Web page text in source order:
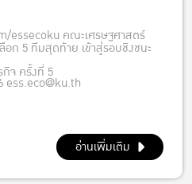
essecoku คณะเศรษฐศาสตร์
ess.eco@ku.th
อก 5 ทีมสุดท้าย เข้าสู่รอบชิงชนะ
กิจ ครั้งที่ 5
อ่านเพิ่มเติม